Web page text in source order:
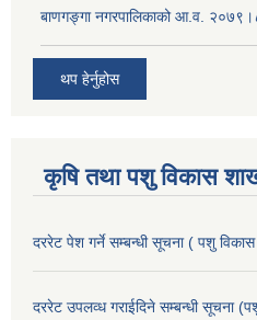
बाणगङ्गा नगरपालिकाको आ.व.
थप हेर्नुहोस
कृषि तथा पशु विकास
दररेट पेश गर्ने सम्बन्धी सूचना ( पशु
दररेट उपलव्ध गराईदिने सम्बन्धी सूचना